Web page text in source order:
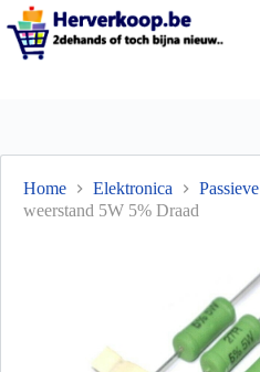
Home Elektronica Passieve
weerstand 5W 5% Draad